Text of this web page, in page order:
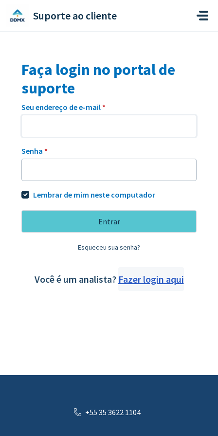
Suporte ao cliente
Faça login no portal de
suporte
Seu endereço de e-mail *
Senha *
Lembrar de mim neste computador
Entrar
Esqueceu sua senha?
Você é um analista? Fazer login aqui
+55 35 3622 1104